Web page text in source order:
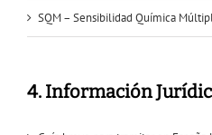
SQM – Sensibilidad Química
4. Información